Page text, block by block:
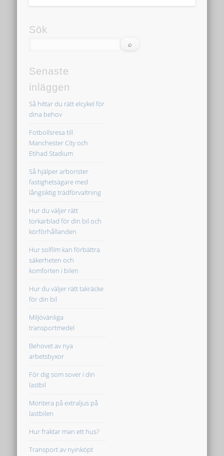
Sök
Senaste
inläggen
Så hittar du rätt elcykel för
dina behov
Fotbollsresa till
Manchester City och
Etihad Stadium
Så hjälper arborister
fastighetsägare med
långsiktig trädförvaltning
Hur du väljer rätt
torkarblad för din bil och
körförhållanden
Hur solfilm kan förbättra
säkerheten och
komforten i bilen
Hur du väljer rätt takräcke
för din bil
Miljövänliga
transportmedel
Behovet av nya
arbetsbyxor
För dig som sover i din
lastbil
Montera på extraljus på
lastbilen
Hur fraktar man ett hus?
Transport av nyinköpt